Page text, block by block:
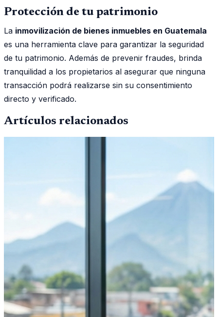
Protección de tu patrimonio
La inmovilización de bienes inmuebles en Guatemala
es una herramienta clave para garantizar la seguridad
de tu patrimonio. Además de prevenir fraudes, brinda
tranquilidad a los propietarios al asegurar que ninguna
transacción podrá realizarse sin su consentimiento
directo y verificado.
Artículos relacionados